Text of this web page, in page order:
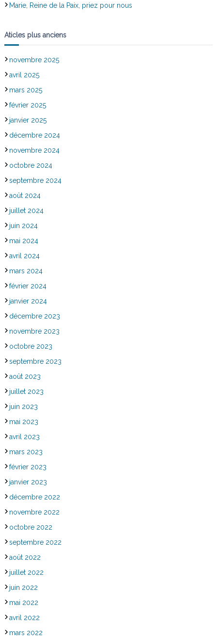
Marie, Reine de la Paix, priez pour nous
Aticles plus anciens
novembre 2025
avril 2025
mars 2025
février 2025
janvier 2025
décembre 2024
novembre 2024
octobre 2024
septembre 2024
août 2024
juillet 2024
juin 2024
mai 2024
avril 2024
mars 2024
février 2024
janvier 2024
décembre 2023
novembre 2023
octobre 2023
septembre 2023
août 2023
juillet 2023
juin 2023
mai 2023
avril 2023
mars 2023
février 2023
janvier 2023
décembre 2022
novembre 2022
octobre 2022
septembre 2022
août 2022
juillet 2022
juin 2022
mai 2022
avril 2022
mars 2022